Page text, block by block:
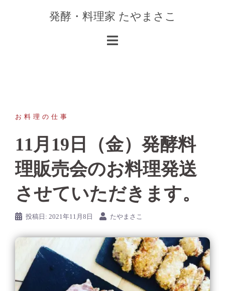
発酵・料理家 たやまさこ
お料理の仕事
11月19日（金）発酵料
理販売会のお料理発送
させていただきます。
投稿日: 2021年11月8日 たやまさこ